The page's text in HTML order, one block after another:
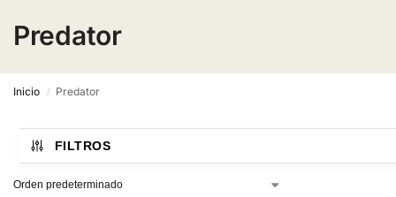
Predator
Inicio / Predator
FILTROS